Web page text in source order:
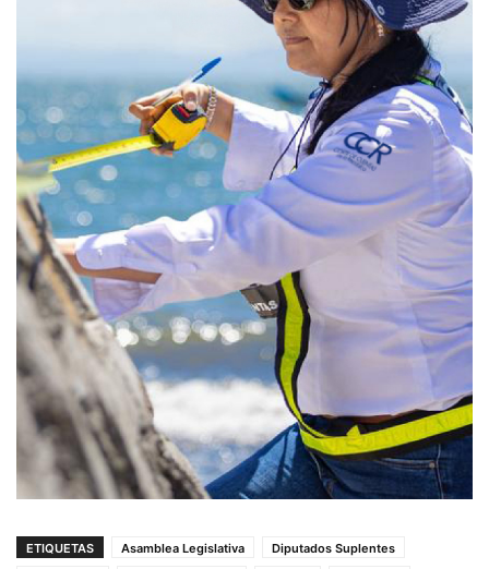
ETIQUETAS Asamblea Legislativa
Diputados Suplentes